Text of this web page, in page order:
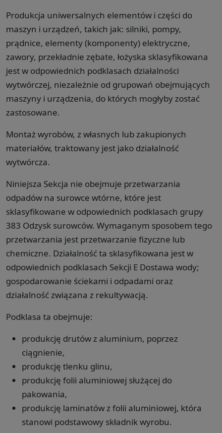
Produkcja uniwersalnych elementów i części do
maszyn i urządzeń, takich jak: silniki, pompy,
prądnice, elementy (komponenty) elektryczne,
zawory, przekładnie zębate, łożyska sklasyfikowana
jest w odpowiednich podklasach działalności
wytwórczej, niezależnie od grupowań obejmujących
maszyny i urządzenia, do których mogłyby zostać
zastosowane.
Montaż wyrobów, z własnych lub zakupionych
materiałów, traktowany jest jako działalność
wytwórcza.
Niniejsza Sekcja nie obejmuje przetwarzania
odpadów na surowce wtórne, które jest
sklasyfikowane w odpowiednich podklasach grupy
383 Odzysk surowców. Wymaganym sposobem tego
przetwarzania jest przetwarzanie fizyczne lub
chemiczne. Działalność ta sklasyfikowana jest w
odpowiednich podklasach Sekcji E Dostawa wody;
gospodarowanie ściekami i odpadami oraz
działalność związana z rekultywacją.
Podklasa ta obejmuje:
produkcję drutów z aluminium, poprzez
ciągnienie,
produkcję tlenku glinu,
produkcję folii aluminiowej służącej do
pakowania,
produkcję laminatów z folii aluminiowej, która
stanowi podstawowy składnik wyrobu.